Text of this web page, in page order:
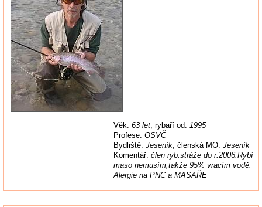
Věk: 63 let, rybaří od: 1995
Profese: OSVČ
Bydliště: Jeseník, členská MO: Jeseník
Komentář: člen ryb.stráže do r.2006.Rybí
maso nemusím,takže 95% vracím vodě.
Alergie na PNC a MASAŘE